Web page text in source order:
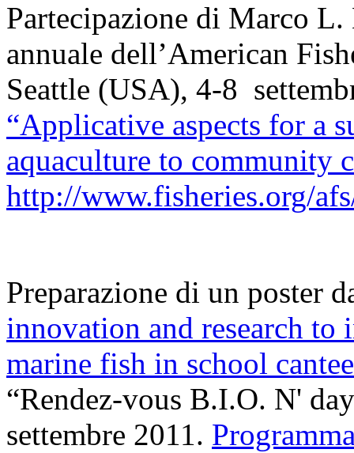
Partecipazione di Marco
annuale dell’American
Seattle (USA), 4-8
“Applicative aspects for a
aquaculture to community
http://www.fisheries.org/
Preparazione di un poster
innovation and research to
marine fish in school
“Rendez‑vous B.I.O. N'
settembre 2011.